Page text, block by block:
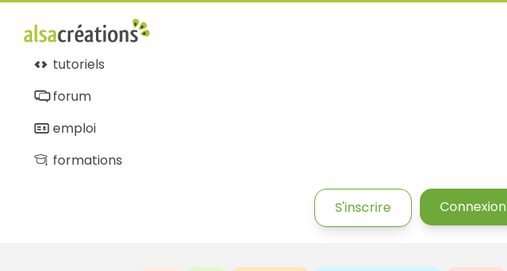
tutoriels
forum
emploi
formations
S'inscrire Connexion